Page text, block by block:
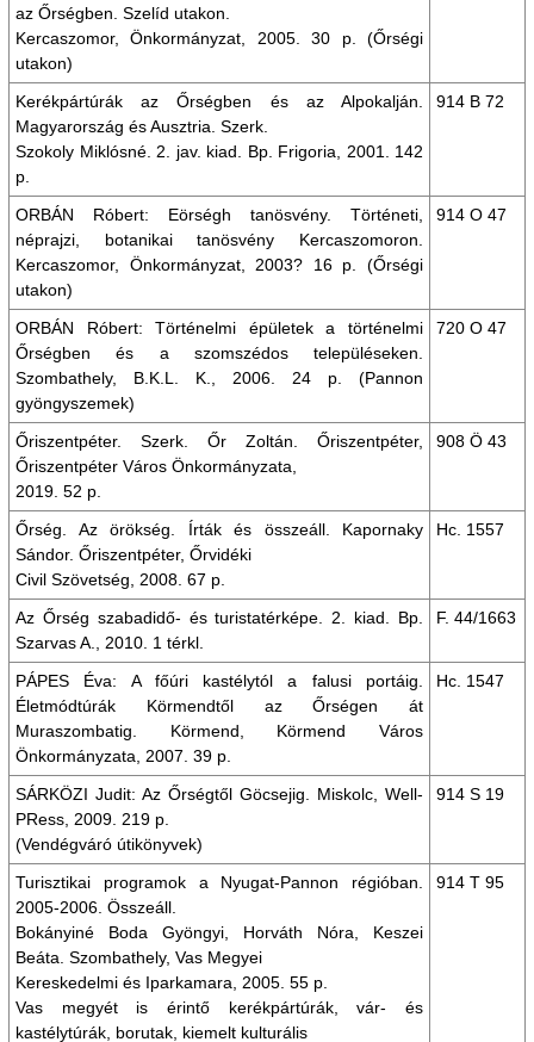
az Őrségben. Szelíd utakon.
Kercaszomor, Önkormányzat, 2005. 30 p. (Őrségi
utakon)
Kerékpártúrák az Őrségben és az Alpokalján.
Magyarország és Ausztria. Szerk.
Szokoly Miklósné. 2. jav. kiad. Bp. Frigoria, 2001. 142
p.
914 B 72
ORBÁN Róbert: Eörségh tanösvény. Történeti,
néprajzi, botanikai tanösvény Kercaszomoron.
Kercaszomor, Önkormányzat, 2003? 16 p. (Őrségi
utakon)
914 O 47
ORBÁN Róbert: Történelmi épületek a történelmi
Őrségben és a szomszédos településeken.
Szombathely, B.K.L. K., 2006. 24 p. (Pannon
gyöngyszemek)
720 O 47
Őriszentpéter. Szerk. Őr Zoltán. Őriszentpéter,
Őriszentpéter Város Önkormányzata,
2019. 52 p.
908 Ö 43
Őrség. Az örökség. Írták és összeáll. Kapornaky
Sándor. Őriszentpéter, Őrvidéki
Civil Szövetség, 2008. 67 p.
Hc. 1557
Az Őrség szabadidő- és turistatérképe. 2. kiad. Bp.
Szarvas A., 2010. 1 térkl.
F. 44/1663
PÁPES Éva: A főúri kastélytól a falusi portáig.
Életmódtúrák Körmendtől az Őrségen át
Muraszombatig. Körmend, Körmend Város
Önkormányzata, 2007. 39 p.
Hc. 1547
SÁRKÖZI Judit: Az Őrségtől Göcsejig. Miskolc, Well-
PRess, 2009. 219 p.
(Vendégváró útikönyvek)
914 S 19
Turisztikai programok a Nyugat-Pannon régióban.
2005-2006. Összeáll.
Bokányiné Boda Gyöngyi, Horváth Nóra, Keszei
Beáta. Szombathely, Vas Megyei
Kereskedelmi és Iparkamara, 2005. 55 p.
Vas megyét is érintő kerékpártúrák, vár- és
kastélytúrák, borutak, kiemelt kulturális
914 T 95